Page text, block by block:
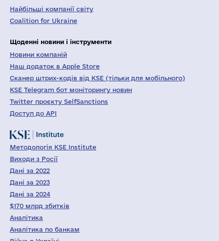
Найбільші компанії світу
Coalition for Ukraine
Щоденні новини і інструменти
Новини компаній
Наш додаток в Apple Store
Сканер штрих-кодів від KSE (тільки для мобільного)
KSE Telegram бот моніторингу новин
Twitter проєкту SelfSanctions
Доступ до API
Методологія KSE Institute
Виходи з Росії
Дані за 2022
Дані за 2023
Дані за 2024
$170 млрд збитків
Аналітика
Аналітика по банкам